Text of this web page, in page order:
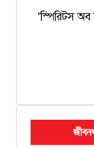
‘স্পিরিটস অব